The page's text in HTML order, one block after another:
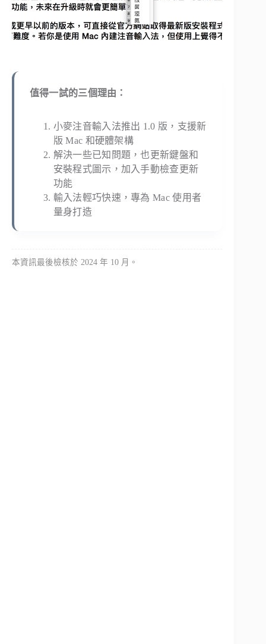
值得一試的三個理由：
小麥注音輸入法推出 1.0 版，支援新
版 Mac 和硬體架構
解決一些已知問題，也更新鍵盤和
安裝程式圖示，加入手動檢查更新
功能
輸入法輕巧快速，專為 Mac 使用者
量身打造
本資訊最後檢核於 2024 年 10 月。